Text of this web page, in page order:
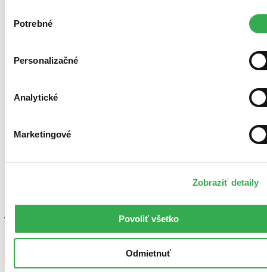
Ďakujeme!
súhlasu
Potrebné
Personalizačné
Analytické
Marketingové
Zobraziť detaily
Povoliť všetko
Odmietnuť
Pocketbook
Smartfón či tablet
Predaj skončil
vypršala. Nemôžeme ho už bohužiaľ predávať :-(